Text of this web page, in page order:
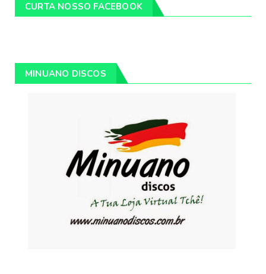
CURTA NOSSO FACEBOOK
MINUANO DISCOS